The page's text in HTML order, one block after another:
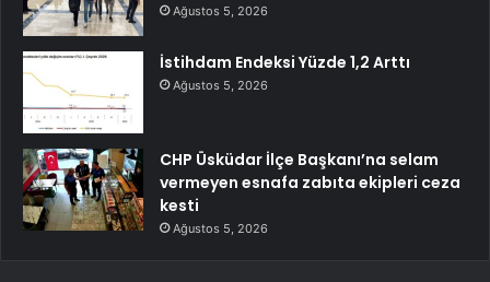
Ağustos 5, 2026
İstihdam Endeksi Yüzde 1,2 Arttı
Ağustos 5, 2026
CHP Üsküdar İlçe Başkanı’na selam
vermeyen esnafa zabıta ekipleri ceza
kesti
Ağustos 5, 2026